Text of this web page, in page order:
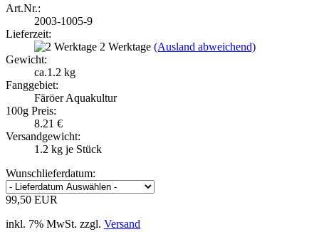
Art.Nr.:
2003-1005-9
Lieferzeit:
2 Werktage (Ausland abweichend)
Gewicht:
ca.1.2 kg
Fanggebiet:
Färöer Aquakultur
100g Preis:
8.21 €
Versandgewicht:
1.2 kg je Stück
Wunschlieferdatum:
99,50 EUR
inkl. 7% MwSt. zzgl. Versand